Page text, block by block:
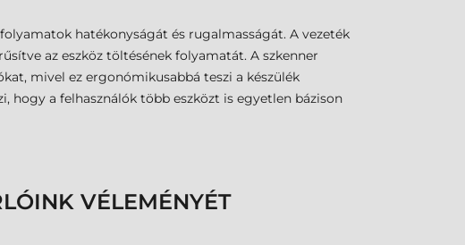
hatékonyságát és rugalmasságát. A vezeték
az eszköz töltésének folyamatát. A szkenner
mivel ez ergonómikusabbá teszi a készülék
hogy a felhasználók több eszközt is egyetlen bázison
VÉLEMÉNYÉT